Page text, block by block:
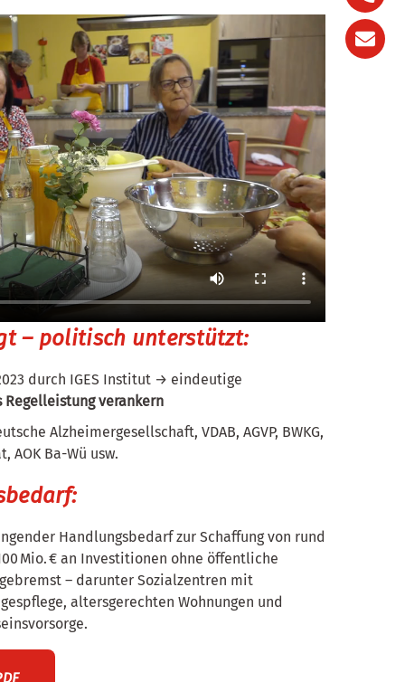
– politisch unterstützt:
durch IGES Institut → eindeutige
verankern
Alzheimergesellschaft, VDAB, AGVP, BWKG,
AOK Ba-Wü usw.
Handlungsbedarf zur Schaffung von rund
Mio. € an Investitionen ohne öffentliche
– darunter Sozialzentren mit
altersgerechten Wohnungen und